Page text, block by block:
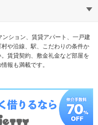
の条件から探す
キングから探す
マンション
一戸建て
て！住まいの先生
ション、賃貸アパート、一戸建
や沿線、駅、こだわりの条件か
賃貸契約、敷金礼金など部屋を
報も満載です。